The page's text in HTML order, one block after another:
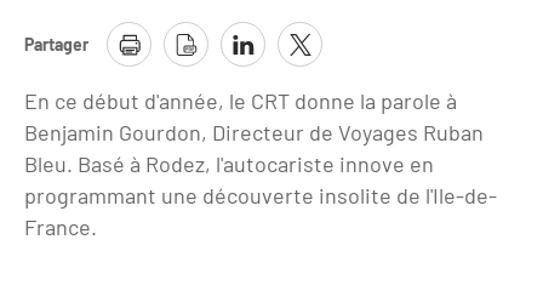
Profils des clientèles
Clientèle française
Aides financières et subventions
Les Offices de Tourisme
Outils pour vos professionnels
Outils pour votre Office de Tourisme
Calendrier des opérations de promotion
Travel Trade News
Evénements & actualités
Expositions
Évènements sportifs
Guide de la Destination
Partager
En ce début d'année, le CRT donne la parole à
Benjamin Gourdon, Directeur de Voyages Ruban
Bleu. Basé à Rodez, l'autocariste innove en
programmant une découverte insolite de l'Ile-de-
France.